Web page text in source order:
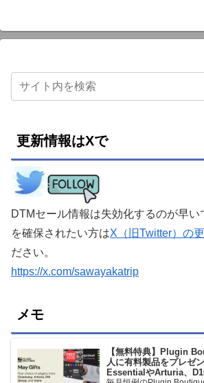
更新情報はXで
DTMセール情報は失効化するのが早い
を確保されたい方はX（旧Twitter）の
ださい。
https://x.com/sawayakatrip
メモ
【無料特典】Plugin
人に有料製品をプレゼ
EssentialやArturia、